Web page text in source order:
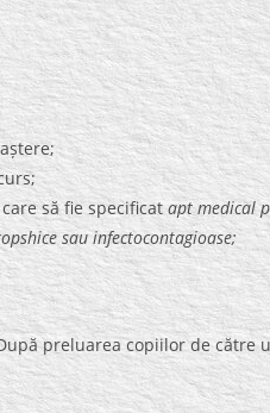
să fie specificat apt medical
sau infectocontagioase;
preluarea copiilor de